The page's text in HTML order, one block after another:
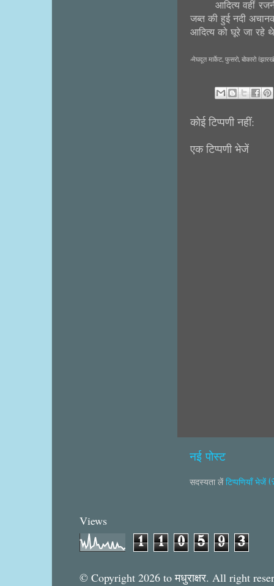
आदित्य वहीं
जब्त की हुई नदी
आदित्य को घूरे जा रहे
-मेघदूत मार्केट, फुसरो, बोकारो
कोई टिप्पणी नहीं:
एक टिप्पणी भेजें
नई पोस्ट
सदस्यता लें टिप्पणियाँ भेजें
Views
1 1 0 5 9 3
© Copyright 2026 to मधुराक्षर. All right